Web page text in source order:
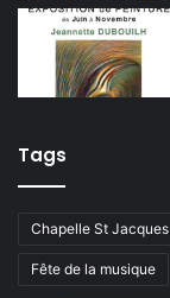
Tags
Chapelle St Jacques
Fête de la musique